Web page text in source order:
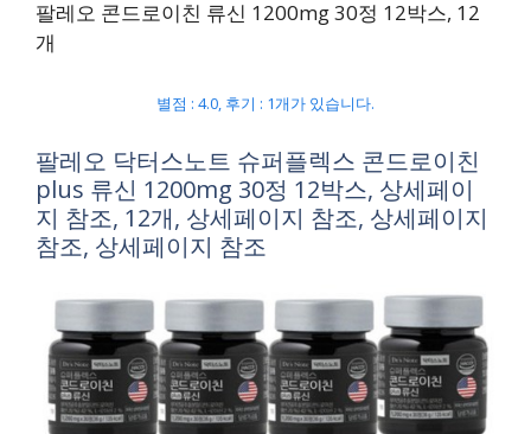
팔레오 콘드로이친 류신 1200mg 30정 12박스, 12
개
별점 : 4.0, 후기 : 1개가 있습니다.
팔레오 닥터스노트 슈퍼플렉스 콘드로이친
plus 류신 1200mg 30정 12박스, 상세페이
지 참조, 12개, 상세페이지 참조, 상세페이지
참조, 상세페이지 참조